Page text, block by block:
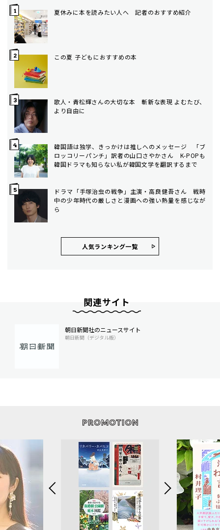
夏休みに本を読みたい人へ 記者のおすすめ紹介
この夏 子どもにおすすめの本
歌人・青松輝さんの大切な本 斬新な表現 よむたび、
より自由に
韓国語は独学、きっかけは推しへのメッセージ 「ブ
ロッコリーパンチ」訳者の山口さやかさん K-POPも
韓国ドラマも知らない私が韓国文学を翻訳するまで
ドラマ「手塚治虫の戦争」主演・高良健吾さん 戦時
中の少年時代の厳しさと漫画への強い熱量を感じなが
ら
人気ランキング⼀覧
関連サイト
朝日新聞社のニュースサイト
朝日新聞（デジタル版）